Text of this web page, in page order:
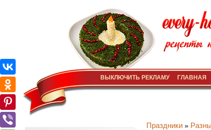
ВЫКЛЮЧИТЬ РЕКЛАМУ ГЛАВНАЯ
Праздники »